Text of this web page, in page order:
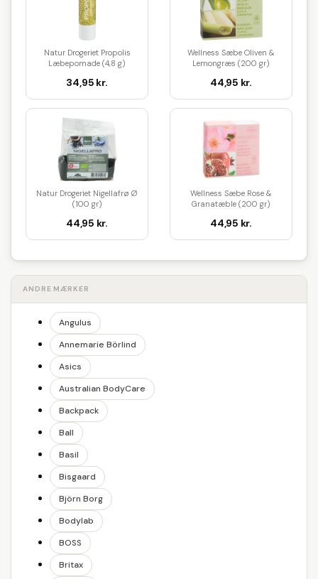
Natur Drogeriet Propolis
Læbepomade (4,8 g)
34,95 kr.
Wellness Sæbe Oliven &
Lemongræs (200 gr)
44,95 kr.
Natur Drogeriet Nigellafrø Ø
(100 gr)
44,95 kr.
Wellness Sæbe Rose &
Granatæble (200 gr)
44,95 kr.
ANDRE MÆRKER
Angulus
Annemarie Börlind
Asics
Australian BodyCare
Backpack
Ball
Basil
Bisgaard
Björn Borg
Bodylab
BOSS
Britax